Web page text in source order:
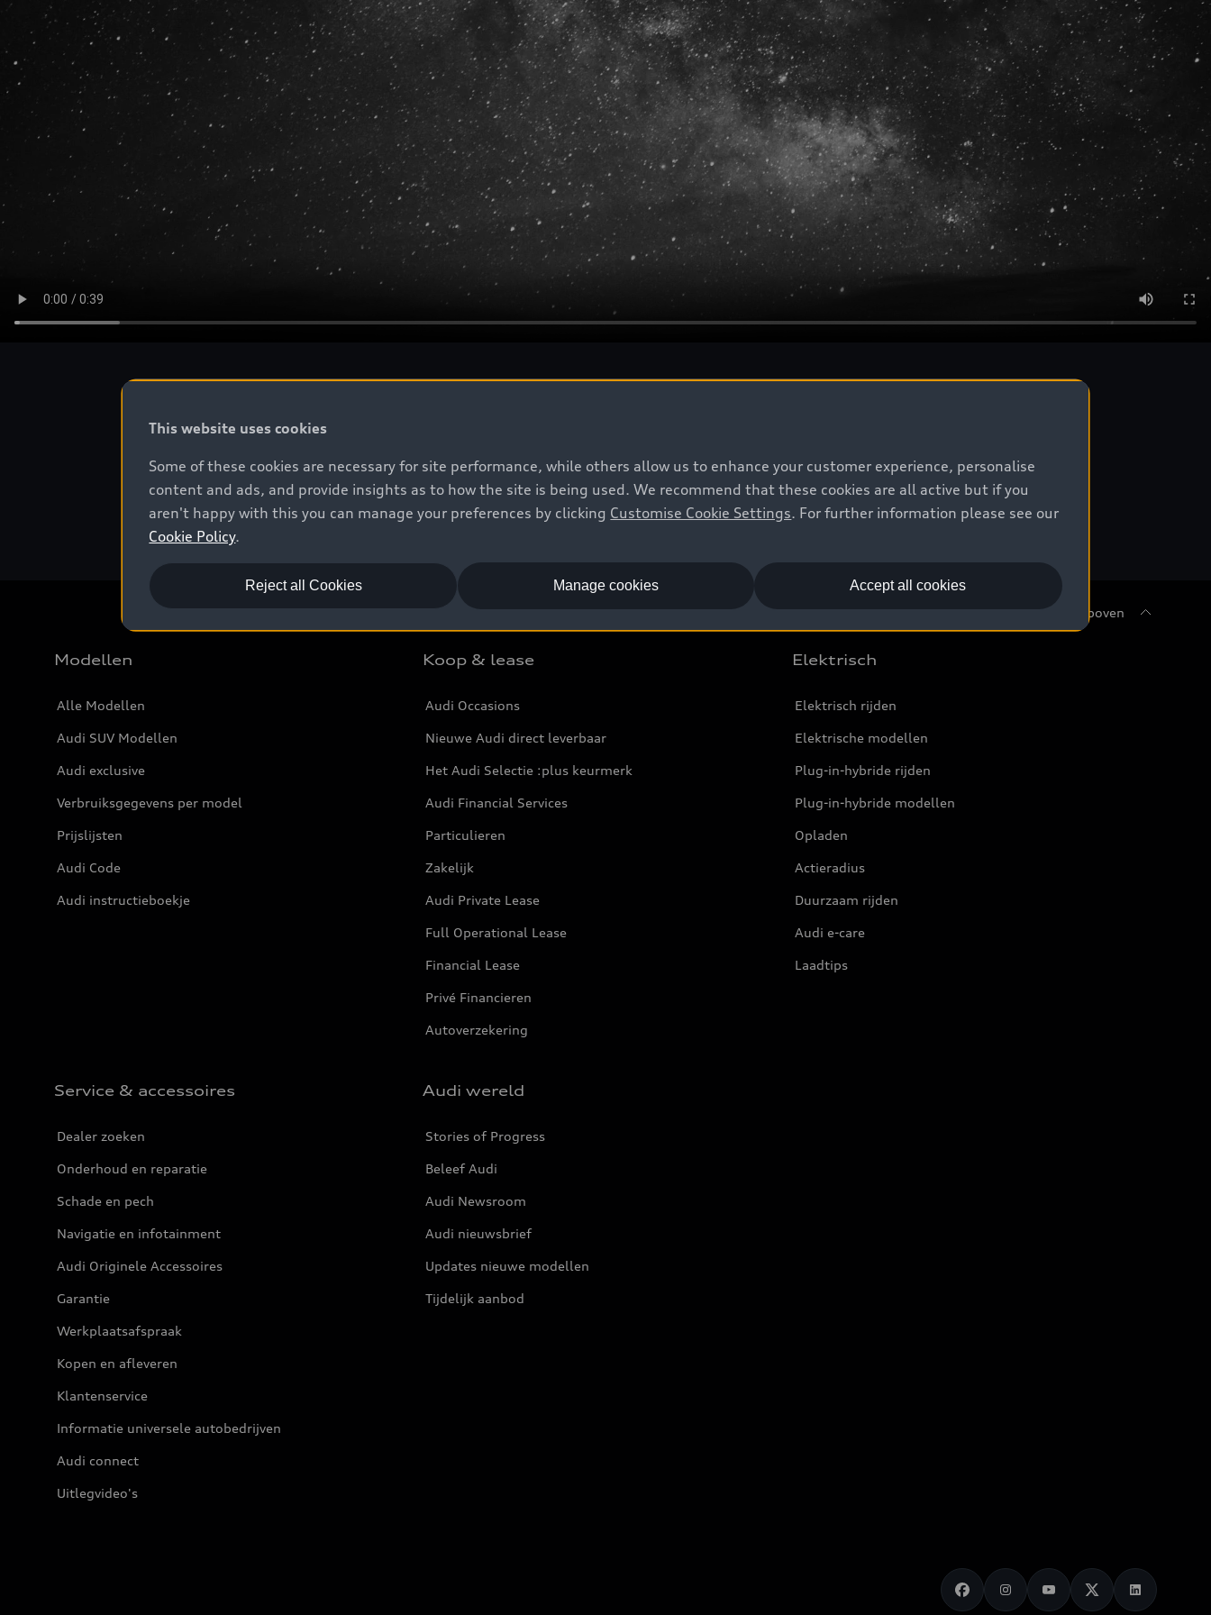
Het Audi laserlicht is een ver schijnende lichtstraal die automatisch aan gaat vanaf 70 km/h.
Terug naar boven
Modellen
Alle Modellen
Audi SUV Modellen
Audi exclusive
Verbruiksgegevens per model
Prijslijsten
Audi Code
Audi instructieboekje
Koop & lease
Audi Occasions
Nieuwe Audi direct leverbaar
Het Audi Selectie :plus keurmerk
Audi Financial Services
Particulieren
Zakelijk
Audi Private Lease
Full Operational Lease
Financial Lease
Privé Financieren
Autoverzekering
Elektrisch
Elektrisch rijden
Elektrische modellen
Plug-in-hybride rijden
Plug-in-hybride modellen
Opladen
Actieradius
Duurzaam rijden
Audi e-care
Laadtips
Service & accessoires
Dealer zoeken
Onderhoud en reparatie
Schade en pech
Navigatie en infotainment
Audi Originele Accessoires
Garantie
Werkplaatsafspraak
Kopen en afleveren
Klantenservice
Informatie universele autobedrijven
Audi connect
Uitlegvideo's
Audi wereld
Stories of Progress
Beleef Audi
Audi Newsroom
Audi nieuwsbrief
Updates nieuwe modellen
Tijdelijk aanbod
This website uses cookies
Some of these cookies are necessary for site performance, while others allow us to enhance your customer experience, personalise
content and ads, and provide insights as to how the site is being used. We recommend that these cookies are all active but if you
aren't happy with this you can manage your preferences by clicking Customise Cookie Settings. For further information please see our
Cookie Policy.
Accept all cookies
Reject all Cookies Manage cookies